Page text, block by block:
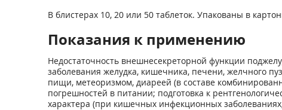
В блистерах 10, 20 или 50 таблеток. Упакованы в
Показания к применению
Недостаточность внешнесекреторной функции
заболевания желудка, кишечника, печени, желчного
пищи, метеоризмом, диареей (в составе
погрешностей в питании; подготовка к
характера (при кишечных инфекционных